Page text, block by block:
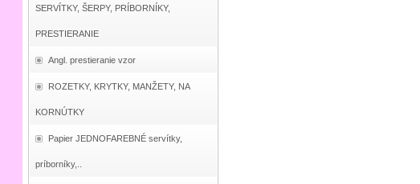
SERVÍTKY, ŠERPY, PRÍBORNÍKY,
PRESTIERANIE
Angl. prestieranie vzor
ROZETKY, KRYTKY, MANŽETY, NA
KORNÚTKY
Papier JEDNOFAREBNÉ servítky,
príborníky,..